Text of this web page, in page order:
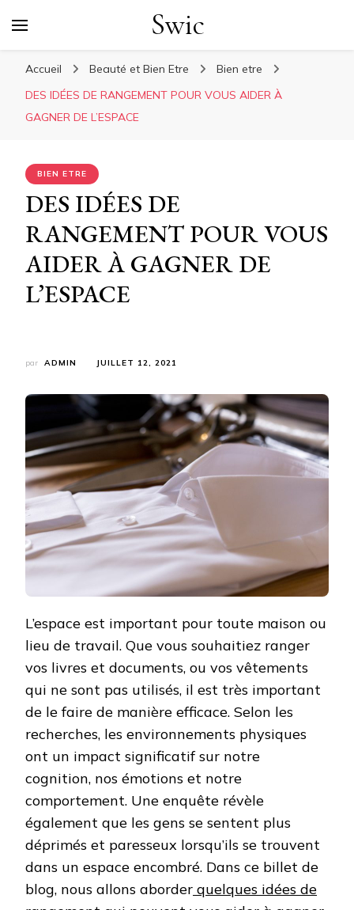
Swic
Accueil Beauté et Bien Etre
Bien etre
DES IDÉES DE RANGEMENT POUR VOUS AIDER À
GAGNER DE L’ESPACE
BIEN ETRE
DES IDÉES DE
RANGEMENT POUR VOUS
AIDER À GAGNER DE
L’ESPACE
par ADMIN JUILLET 12, 2021
L’espace est important pour toute maison ou
lieu de travail. Que vous souhaitiez ranger
vos livres et documents, ou vos vêtements
qui ne sont pas utilisés, il est très important
de le faire de manière efficace. Selon les
recherches, les environnements physiques
ont un impact significatif sur notre
cognition, nos émotions et notre
comportement. Une enquête révèle
également que les gens se sentent plus
déprimés et paresseux lorsqu’ils se trouvent
dans un espace encombré. Dans ce billet de
blog, nous allons aborder quelques idées de